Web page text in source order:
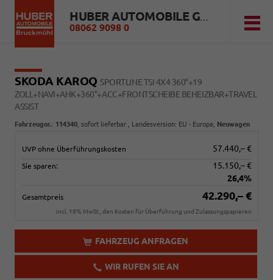
HUBER AUTOMOBILE GMBH
08062 9098 0
SKODA KAROQ SPORTLINE TSI 4X4 360°+19
ZOLL+NAVI+AHK+360°+ACC+FRONTSCHEIBE BEHEIZBAR+TRAVEL
ASSIST
Fahrzeugnr.: 114340 sofort lieferbar , Landesversion: EU - Europa, Neuwagen
UVP ohne Überführungskosten 57.440,– €
Sie sparen:
15.150,– €
26,4%
Gesamtpreis 42.290,– €
incl. 19% MwSt., den Kosten für Überführung und Zulassungspapieren
FAHRZEUG ANFRAGEN
WIR RUFEN SIE AN